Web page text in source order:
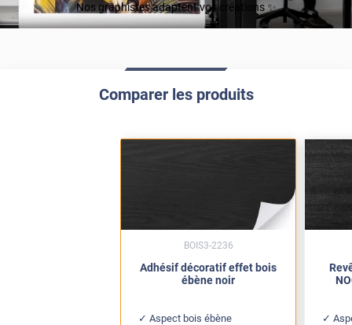
Nos graphistes adaptent vos créations ✨
Comparer les produits
Adhésif décoratif effet bois
ébène noir
Aspect bois ébène
BOIS3-2236